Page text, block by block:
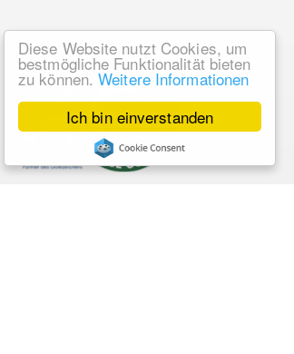
Ich bin einverstanden
Diese Website nutzt Cookies, um
bestmögliche Funktionalität bieten
zu können.Weitere Informationen